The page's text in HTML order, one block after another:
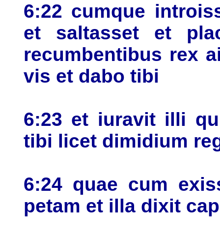
6:22 cumque
et saltasset et
recumbentibus rex
vis et dabo tibi
6:23 et iuravit illi
tibi licet dimidium
6:24 quae cum
petam et illa dixit